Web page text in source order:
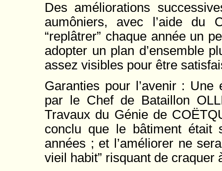
Des améliorations
aumôniers, avec l’aide du
“replâtrer” chaque année un
adopter un plan d’ensemble
assez visibles pour être
Garanties pour l’avenir :
par le Chef de Bataillon
Travaux du Génie de
conclu que le bâtiment était
années ; et l’améliorer ne
vieil habit” risquant de craquer